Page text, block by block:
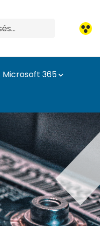
Microsoft 365